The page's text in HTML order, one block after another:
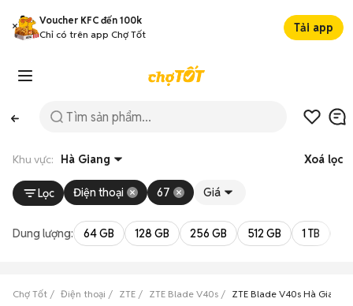
Voucher KFC đến 100k
Chỉ có trên app Chợ Tốt
Tải app
Khu vực: Hà Giang Xoá lọc
Lọc Điện thoại 67 Giá
Dung lượng: 64 GB 128 GB 256 GB 512 GB 1 TB
Chợ Tốt Điện thoại ZTE ZTE Blade V40s ZTE Blade V40s Hà Giang